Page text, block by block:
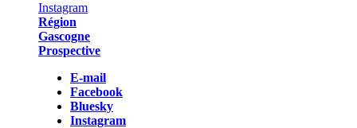
Région
Gascogne
Prospective
E-mail
Facebook
Bluesky
Instagram